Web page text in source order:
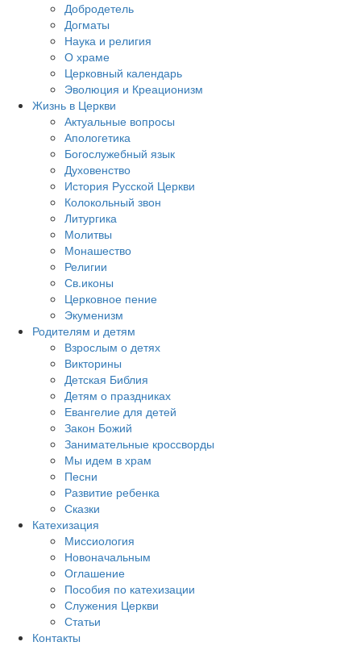
Добродетель
Догматы
Наука и религия
О храме
Церковный календарь
Эволюция и Креационизм
Жизнь в Церкви
Актуальные вопросы
Апологетика
Богослужебный язык
Духовенство
История Русской Церкви
Колокольный звон
Литургика
Молитвы
Монашество
Религии
Св.иконы
Церковное пение
Экуменизм
Родителям и детям
Взрослым о детях
Викторины
Детская Библия
Детям о праздниках
Евангелие для детей
Закон Божий
Занимательные кроссворды
Мы идем в храм
Песни
Развитие ребенка
Сказки
Катехизация
Миссиология
Новоначальным
Оглашение
Пособия по катехизации
Служения Церкви
Статьи
Контакты